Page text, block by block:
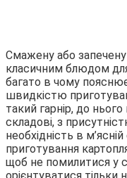
Смажену або
класичним блюдом
багато в чому
швидкістю
такий гарнір, до
складові, з
необхідність в
приготування
щоб не помилитися у